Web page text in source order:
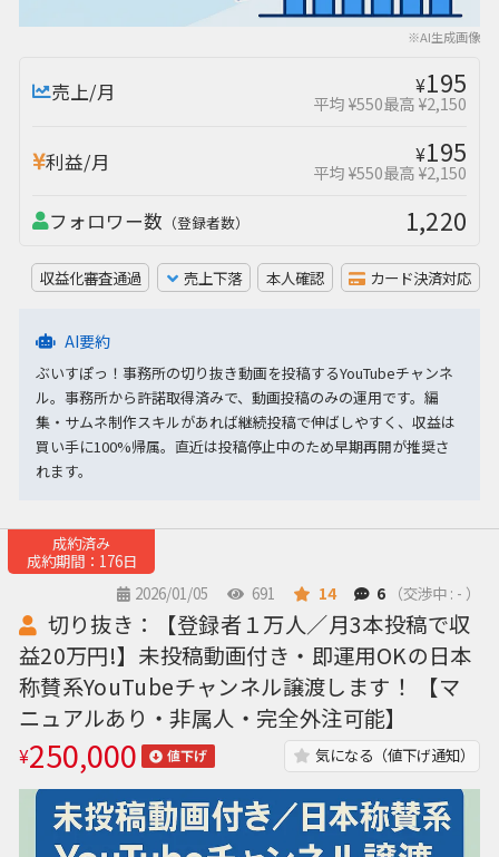
※AI生成画像
売上/月 ¥195
平均 ¥550最高 ¥2,150
利益/月 ¥195
平均 ¥550最高 ¥2,150
フォロワー数 （登録者数） 1,220
収益化審査通過 売上下落 本人確認 カード決済対応
AI要約
ぶいすぽっ！事務所の切り抜き動画を投稿するYouTubeチャンネ
ル。事務所から許諾取得済みで、動画投稿のみの運用です。編
集・サムネ制作スキルがあれば継続投稿で伸ばしやすく、収益は
買い手に100%帰属。直近は投稿停止中のため早期再開が推奨さ
れます。
成約済み
成約期間：176日
2026/01/05
691 14 6 （交渉中 : - ）
切り抜き：【登録者１万人／月3本投稿で収
益20万円!】未投稿動画付き・即運用OKの日本
称賛系YouTubeチャンネル譲渡します！ 【マ
ニュアルあり・非属人・完全外注可能】
¥250,000 値下げ 気になる（値下げ通知）